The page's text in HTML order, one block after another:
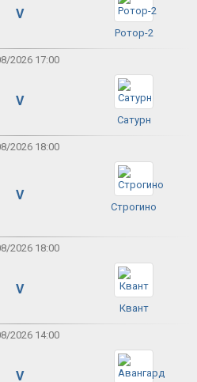
V
Ротор-2
2026 17:00
V
Сатурн
2026 18:00
V
Строгино
2026 18:00
V
Квант
2026 14:00
V